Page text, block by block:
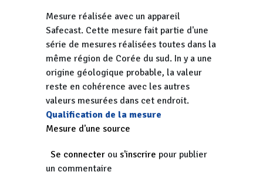
Mesure réalisée avec un appareil
Safecast. Cette mesure fait partie d'une
série de mesures réalisées toutes dans la
même région de Corée du sud. In y a une
origine géologique probable, la valeur
reste en cohérence avec les autres
valeurs mesurées dans cet endroit.
Qualification de la mesure
Mesure d'une source
Se connecter ou s'inscrire pour publier
un commentaire